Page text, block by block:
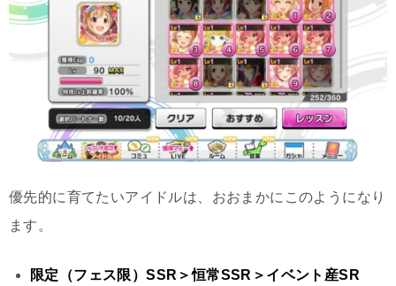
優先的に育てたいアイドルは、おおまかにこのようになり
ます。
限定（フェス限）SSR＞恒常SSR＞イベント産SR